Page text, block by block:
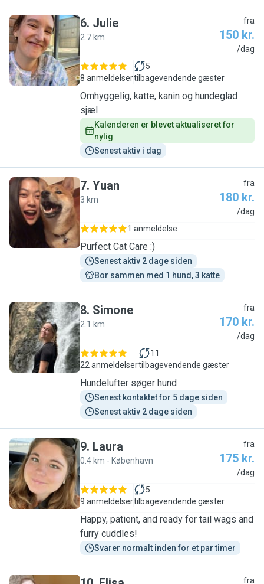
J
6. Julie
2.7 km
fra
150 kr.
/dag
8 anmeldelser
5
tilbagevendende gæster
Omhyggelig, katte, kanin og hundeglad
sjæl
Kalenderen er blevet aktualiseret for
nylig
Senest aktiv i dag
Y
7. Yuan
3 km
fra
180 kr.
/dag
1 anmeldelse
Purfect Cat Care :)
Senest aktiv 2 dage siden
Bor sammen med 1 hund, 3 katte
S
8. Simone
2.1 km
fra
170 kr.
/dag
22 anmeldelser
11
tilbagevendende gæster
Hundelufter søger hund
Senest kontaktet for 5 dage siden
Senest aktiv 2 dage siden
L
9. Laura
0.4 km - København
fra
175 kr.
/dag
9 anmeldelser
5
tilbagevendende gæster
Happy, patient, and ready for tail wags and
furry cuddles!
Svarer normalt inden for et par timer
fra